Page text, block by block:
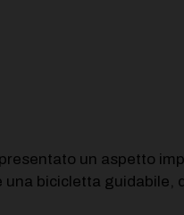
un aspetto
bicicletta